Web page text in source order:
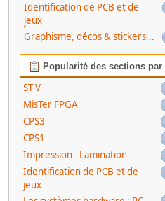
Identification de PCB et de
jeux
Graphisme, décos & stickers...
Popularité des sections par
ST-V
MisTer FPGA
CPS3
CPS1
Impression - Lamination
Identification de PCB et de
jeux